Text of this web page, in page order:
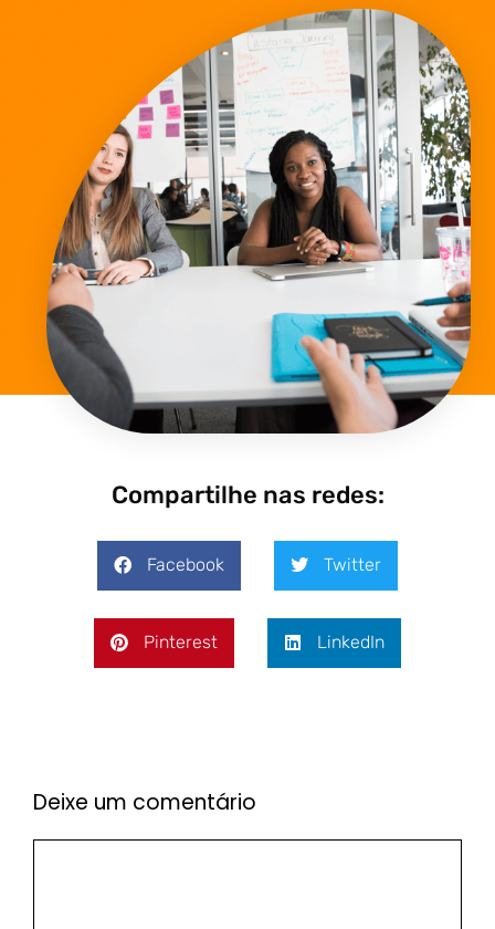
Compartilhe nas redes:
Facebook Twitter
Pinterest LinkedIn
Deixe um comentário